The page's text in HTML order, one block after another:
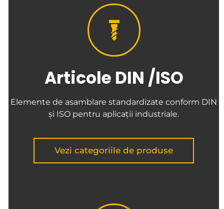
Articole DIN /ISO
Elemente de asamblare standardizate conform DIN
și ISO pentru aplicații industriale.
Vezi categoriile de produse